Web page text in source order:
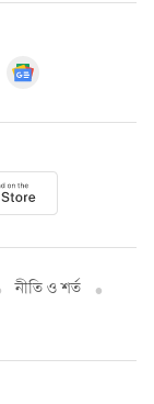
নীতি ও শর্ত